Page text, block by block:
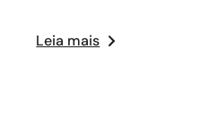
Leia mais